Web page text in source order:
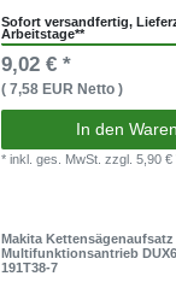
Sofort versandfertig,
Arbeitstage**
9,02 € *
( 7,58 EUR Netto )
In den
* inkl. ges. MwSt.zzgl. 5,90 €
Makita Kettensägenaufsatz
Multifunktionsantrieb
191T38-7